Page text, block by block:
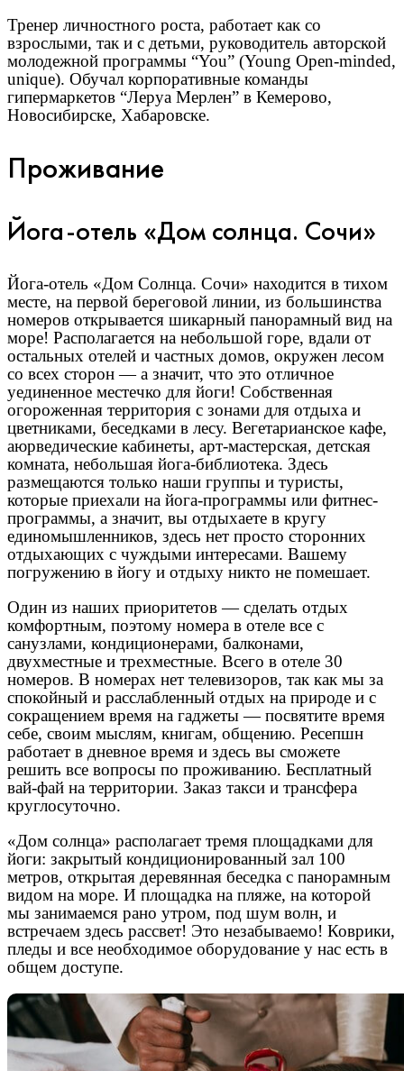
Тренер личностного роста, работает как со
взрослыми, так и с детьми, руководитель авторской
молодежной программы “You” (Young Open-minded,
unique). Обучал корпоративные команды
гипермаркетов “Леруа Мерлен” в Кемерово,
Новосибирске, Хабаровске.
Проживание
Йога-отель «Дом солнца. Сочи»
Йога-отель «Дом Солнца. Сочи» находится в тихом
месте, на первой береговой линии, из большинства
номеров открывается шикарный панорамный вид на
море! Располагается на небольшой горе, вдали от
остальных отелей и частных домов, окружен лесом
со всех сторон — а значит, что это отличное
уединенное местечко для йоги! Собственная
огороженная территория с зонами для отдыха и
цветниками, беседками в лесу. Вегетарианское кафе,
аюрведические кабинеты, арт-мастерская, детская
комната, небольшая йога-библиотека. Здесь
размещаются только наши группы и туристы,
которые приехали на йога-программы или фитнес-
программы, а значит, вы отдыхаете в кругу
единомышленников, здесь нет просто сторонних
отдыхающих с чуждыми интересами. Вашему
погружению в йогу и отдыху никто не помешает.
Один из наших приоритетов — сделать отдых
комфортным, поэтому номера в отеле все с
санузлами, кондиционерами, балконами,
двухместные и трехместные. Всего в отеле 30
номеров. В номерах нет телевизоров, так как мы за
спокойный и расслабленный отдых на природе и с
сокращением время на гаджеты — посвятите время
себе, своим мыслям, книгам, общению. Ресепшн
работает в дневное время и здесь вы сможете
решить все вопросы по проживанию. Бесплатный
вай-фай на территории. Заказ такси и трансфера
круглосуточно.
«Дом солнца» располагает тремя площадками для
йоги: закрытый кондиционированный зал 100
метров, открытая деревянная беседка с панорамным
видом на море. И площадка на пляже, на которой
мы занимаемся рано утром, под шум волн, и
встречаем здесь рассвет! Это незабываемо! Коврики,
пледы и все необходимое оборудование у нас есть в
общем доступе.